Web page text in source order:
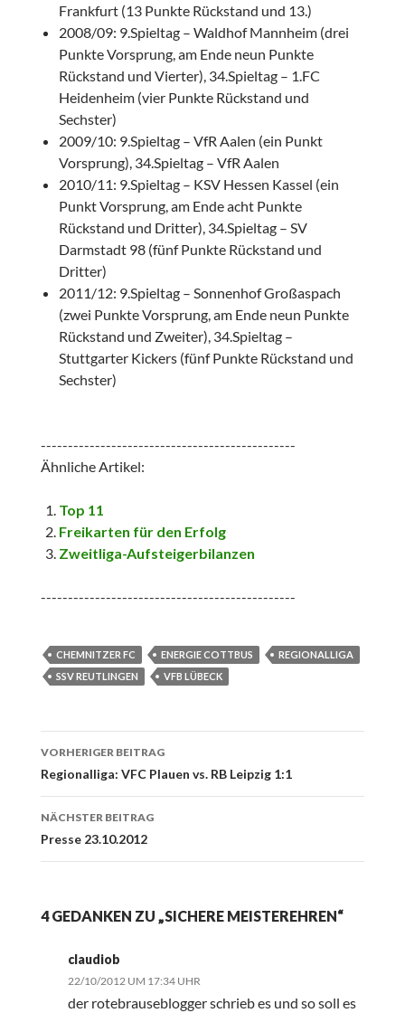
Frankfurt (13 Punkte Rückstand und 13.)
2008/09: 9.Spieltag – Waldhof Mannheim (drei
Punkte Vorsprung, am Ende neun Punkte
Rückstand und Vierter), 34.Spieltag – 1.FC
Heidenheim (vier Punkte Rückstand und
Sechster)
2009/10: 9.Spieltag – VfR Aalen (ein Punkt
Vorsprung), 34.Spieltag – VfR Aalen
2010/11: 9.Spieltag – KSV Hessen Kassel (ein
Punkt Vorsprung, am Ende acht Punkte
Rückstand und Dritter), 34.Spieltag – SV
Darmstadt 98 (fünf Punkte Rückstand und
Dritter)
2011/12: 9.Spieltag – Sonnenhof Großaspach
(zwei Punkte Vorsprung, am Ende neun Punkte
Rückstand und Zweiter), 34.Spieltag –
Stuttgarter Kickers (fünf Punkte Rückstand und
Sechster)
-----------------------------------------------
Ähnliche Artikel:
Top 11
Freikarten für den Erfolg
Zweitliga-Aufsteigerbilanzen
-----------------------------------------------
CHEMNITZER FC ENERGIE COTTBUS
REGIONALLIGA
SSV REUTLINGEN
VFB LÜBECK
Beitrags-
Navigation
VORHERIGER BEITRAG
Regionalliga: VFC Plauen vs. RB Leipzig 1:1
NÄCHSTER BEITRAG
Presse 23.10.2012
4 GEDANKEN ZU „SICHERE MEISTEREHREN“
claudiob
22/10/2012 UM 17:34 UHR
der rotebrauseblogger schrieb es und so soll es